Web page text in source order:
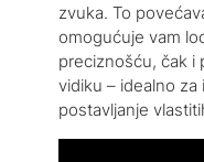
zvuka. To
omogućuje vam
preciznošću, čak i
vidiku – idealno
postavljanje